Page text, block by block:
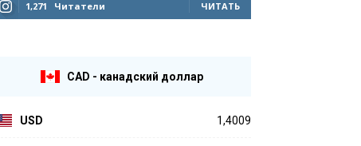
1,271 Читатели ЧИТАТЬ
CAD - канадский доллар
USD 1,4009